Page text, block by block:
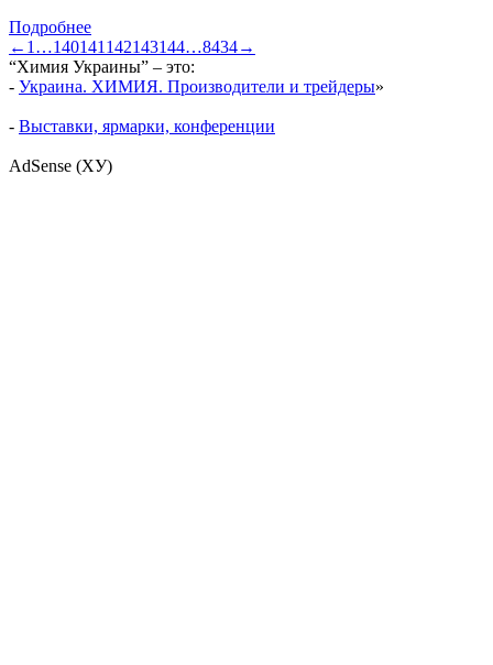
Подробнее
← 1 …140141 142143144…8434→
“Химия Украины” – это:
- Украина. ХИМИЯ. Производители и трейдеры»
- Выставки, ярмарки, конференции
AdSense (ХУ)